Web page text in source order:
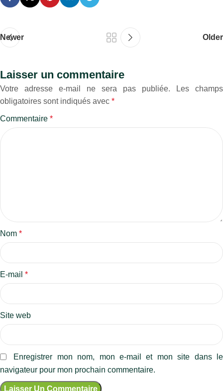
Newer Older
Laisser un commentaire
Votre adresse e-mail ne sera pas publiée.
Les champs
obligatoires sont indiqués avec *
Commentaire *
Nom *
E-mail *
Site web
Enregistrer mon nom, mon e-mail et mon site dans le
navigateur pour mon prochain commentaire.